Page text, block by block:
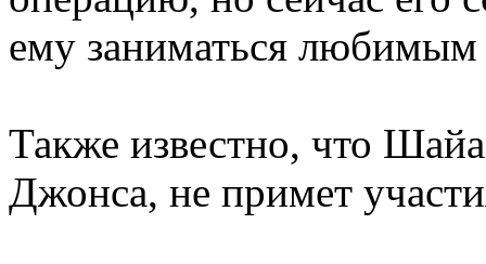
ему заниматься
Также известно, что
Джонса, не примет